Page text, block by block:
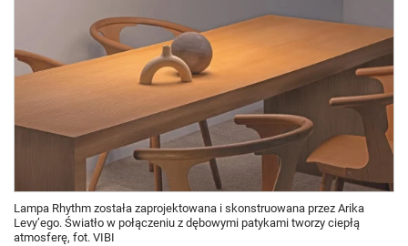
Lampa Rhythm została zaprojektowana i skonstruowana przez Arika
Levy’ego. Światło w połączeniu z dębowymi patykami tworzy ciepłą
atmosferę, fot. VIBI